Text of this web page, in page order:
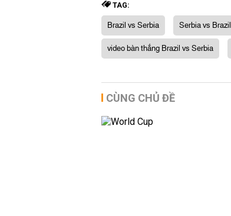
TAG:
Brazil vs Serbia Serbia vs Brazil
video bàn thắng Brazil vs Serbia
CÙNG CHỦ ĐỀ